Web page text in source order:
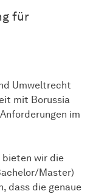
für
Umweltrecht
mit Borussia
im
bieten wir die
Master)
dass die genaue